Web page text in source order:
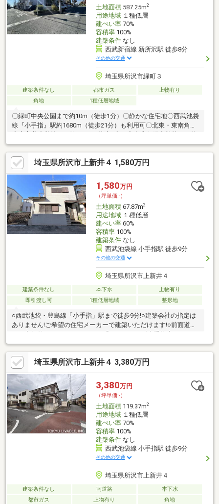
土地面積587.25m2
用途地域１種低層
建ぺい率70%
容積率100%
建築条件なし
西武新宿線 新所沢駅 徒歩8分
その他の交通
埼玉県所沢市緑町３
建築条件なし 都市ガス
上物有り
角地
1種低層地域
〇緑町中央公園まで約10m（徒歩1分）〇静かな住宅地〇西武池袋
線『小手指』駅約1680m（徒歩21分）も利用可〇北東・東南角地
1160m（徒歩15分）◇ファミリーマート所沢けやき通り店まで約
170m（徒歩3分）◇マツモトキヨシ所沢緑町店まで約130m（徒歩
2分）◇西友所沢榎町店まで約750m（徒歩10分）
埼玉県所沢市上新井４ 1,580万円
1,580万円
（坪単価:-）
土地面積67.87m2
用途地域１種低層
建ぺい率60%
容積率100%
建築条件なし
西武池袋線 小手指駅 徒歩9分
その他の交通
埼玉県所沢市上新井４
建築条件なし 本下水
上物有り
即引渡し可
1種低層地域 整形地
○西武池袋・豊島線「小手指」駅まで徒歩9分!○建築会社の指定は
ありません!ご希望の住宅メーカーで建築いただけます!○前面道路
720ｍ徒歩9分2.コンビニ「ローソン・スリーエフ所沢上新井店」
まで500ｍ徒歩7分3.小学校「所沢市立上新井小学校」まで1060ｍ
徒歩14分埼玉県所沢市上新井４ 3,380万円
3,380万円
（坪単価:-）
土地面積119.37m2
用途地域１種低層
建ぺい率70%
容積率100%
建築条件なし
西武池袋線 小手指駅 徒歩9分
その他の交通
埼玉県所沢市上新井４
建築条件なし 南道路
本下水
都市ガス
上物有り 角地